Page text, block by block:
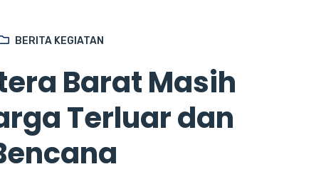
BERITA KEGIATAN
Barat Masih
Terluar dan